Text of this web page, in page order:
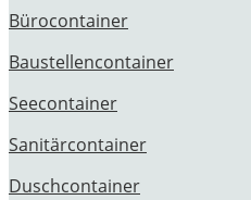
Bürocontainer
Baustellencontainer
Seecontainer
Sanitärcontainer
Duschcontainer